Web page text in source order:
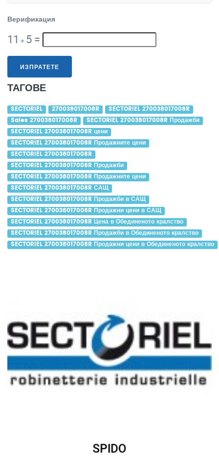
Верификация
11 + 5 =
ИЗПРАТЕТЕ
ТАГОВЕ
SECTORIEL 270038017008R SECTORIEL 270038017008R
Sales 270038017008R SECTORIEL 270038017008R Продажби
SECTORIEL 270038017008R цени
SECTORIEL 270038017008R Продажните цени
SECTORIEL 270038017008R
SECTORIEL 270038017008R Продажби
SECTORIEL 270038017008R Продажните цени
SECTORIEL 270038017008R САЩ
SECTORIEL 270038017008R Продажби в САЩ
SECTORIEL 270038017008R Продажни цени в САЩ
SECTORIEL 270038017008R Цена в Обединеното кралство
SECTORIEL 270038017008R Продажби в Обединеното кралство
SECTORIEL 270038017008R Продажни цени в Обединеното кралство